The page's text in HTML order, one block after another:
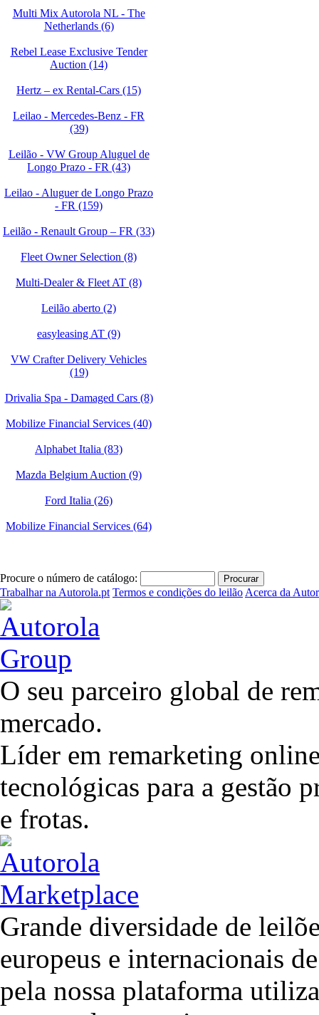
Multi Mix Autorola NL - The
Netherlands (6)
Rebel Lease Exclusive Tender
Auction (14)
Hertz – ex Rental-Cars (15)
Leilao - Mercedes-Benz - FR
(39)
Leilão - VW Group Aluguel de
Longo Prazo - FR (43)
Leilao - Aluguer de Longo Prazo
- FR (159)
Leilão - Renault Group – FR (33)
Fleet Owner Selection (8)
Multi-Dealer & Fleet AT (8)
Leilão aberto (2)
easyleasing AT (9)
VW Crafter Delivery Vehicles
(19)
Drivalia Spa - Damaged Cars (8)
Mobilize Financial Services (40)
Alphabet Italia (83)
Mazda Belgium Auction (9)
Ford Italia (26)
Mobilize Financial Services (64)
Procure o número de catálogo:
Trabalhar na Autorola.pt Termos e condições do leilão Acerca da
O seu parceiro global de
mercado.
Líder em remarketing
tecnológicas para a gestão
e frotas.
Grande diversidade de
europeus e internacionais
pela nossa plataforma